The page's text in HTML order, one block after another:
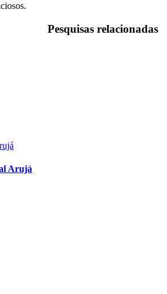
Pesquisas relacionadas
Arujá